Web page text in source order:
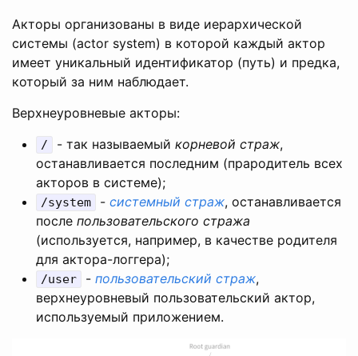
Акторы организованы в виде иерархической
системы (actor system) в которой каждый актор
имеет уникальный идентификатор (путь) и предка,
который за ним наблюдает.
Верхнеуровневые акторы:
/ - так называемый корневой страж,
останавливается последним (прародитель всех
акторов в системе);
/system - системный страж, останавливается
после пользовательского стража
(используется, например, в качестве родителя
для актора-логгера);
/user - пользовательский страж,
верхнеуровневый пользовательский актор,
используемый приложением.